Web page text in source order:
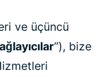
ve üçüncü
”), bize